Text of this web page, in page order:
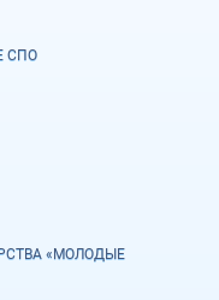
СПО
«МОЛОДЫЕ